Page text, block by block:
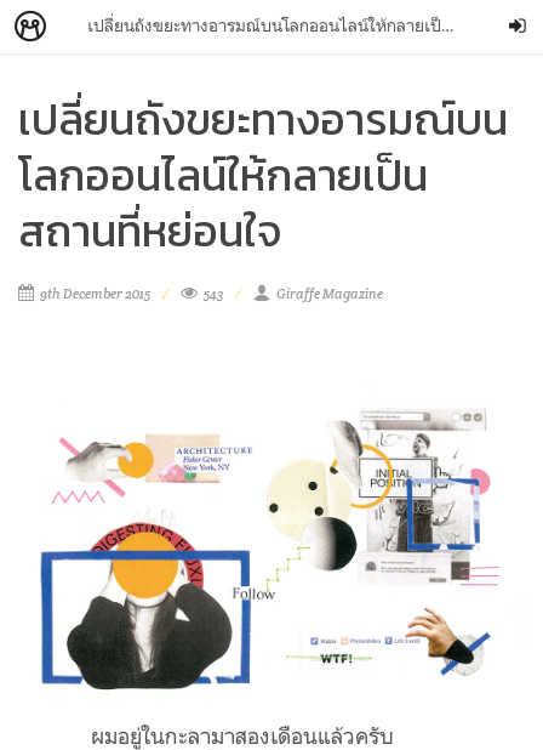
เปลี่ยนถังขยะทางอารมณ์บนโลกออนไลน์ให้กลายเป็นสถานที่หย่อนใจ
เปลี่ยนถังขยะทางอารมณ์บน
โลกออนไลน์ให้กลายเป็น
สถานที่หย่อนใจ
9th December 2015 543 Giraffe Magazine
ผมอยู่ในกะลามาสองเดือนแล้วครับ